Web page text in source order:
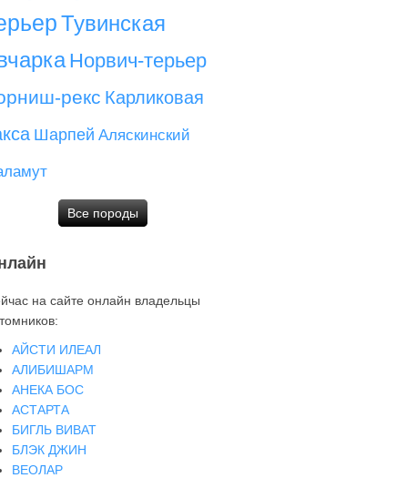
Тувинская
Норвич-терьер
рекс Карликовая
Шарпей Аляскинский
Все породы
на сайте онлайн владельцы
АЙСТИ ИЛЕАЛ
АЛИБИШАРМ
АНЕКА БОС
АСТАРТА
БИГЛЬ ВИВАТ
БЛЭК ДЖИН
ВЕОЛАР